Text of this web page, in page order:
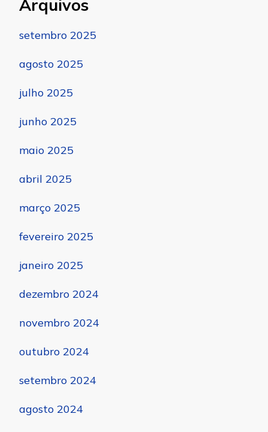
Arquivos
setembro 2025
agosto 2025
julho 2025
junho 2025
maio 2025
abril 2025
março 2025
fevereiro 2025
janeiro 2025
dezembro 2024
novembro 2024
outubro 2024
setembro 2024
agosto 2024